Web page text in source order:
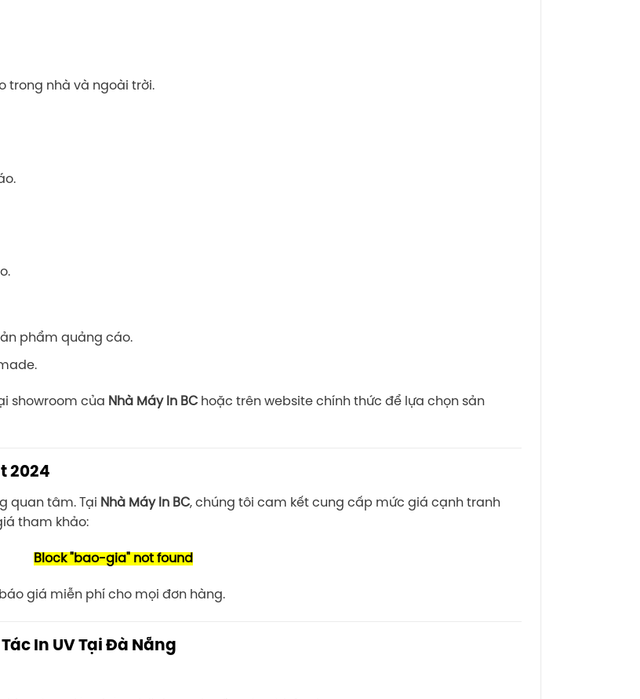
trong nhà và ngoài trời.
phẩm quảng cáo.
showroom của Nhà Máy In BC hoặc trên website chính thức để lựa chọn sản
2024
quan tâm. Tại Nhà Máy In BC, chúng tôi cam kết cung cấp mức giá cạnh tranh
tham khảo:
Block"bao-gia"not found
giá miễn phí cho mọi đơn hàng.
In UV Tại Đà Nẵng